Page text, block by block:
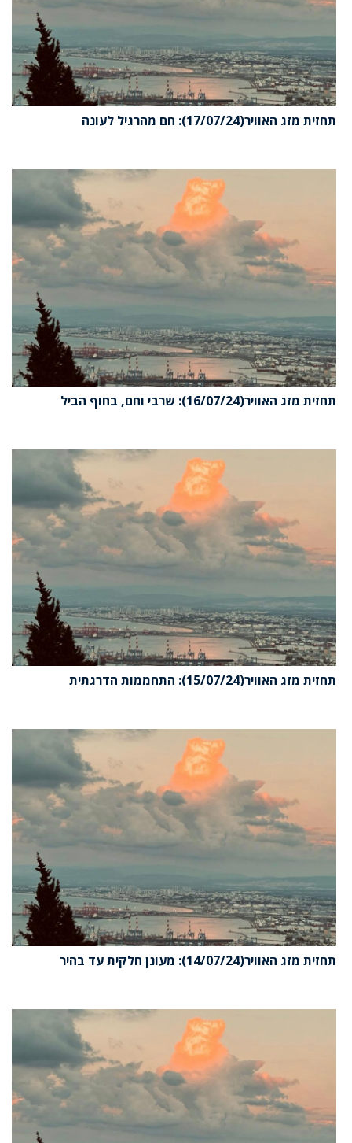
תחזית מזג האוויר(17/07/24): חם מהרגיל לעונה
תחזית מזג האוויר(16/07/24): שרבי וחם, בחוף הביל
תחזית מזג האוויר(15/07/24): התחממות הדרגתית
תחזית מזג האוויר(14/07/24): מעונן חלקית עד בהיר